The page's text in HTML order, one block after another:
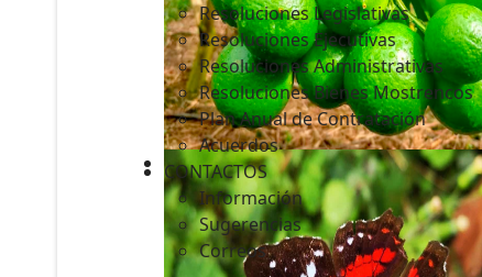
Resoluciones Legislativas
Resoluciones Ejecutivas
Resoluciones Administrativas
Resoluciones Bienes Mostrencos
Plan Anual de Contratación
Acuerdos
CONTACTOS
Información
Sugerencias
Correos